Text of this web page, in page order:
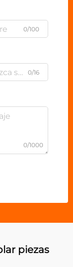
0/100
0/16
0/1000
piezas